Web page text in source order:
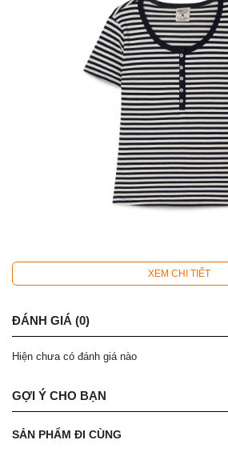
XEM CHI TIẾT
ĐÁNH GIÁ (0)
Hiện chưa có đánh giá nào
GỢI Ý CHO BẠN
SẢN PHẨM ĐI CÙNG